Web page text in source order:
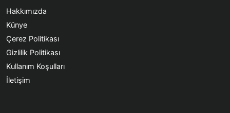
Hakkımızda
Künye
Çerez Politikası
Gizlilik Politikası
Kullanım Koşulları
İletişim